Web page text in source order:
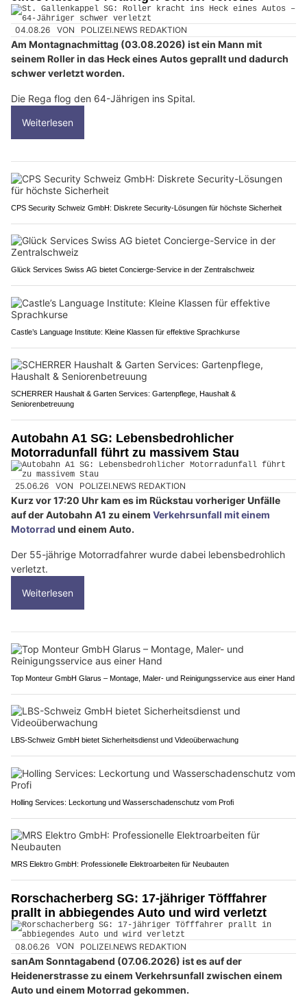
04.08.26 VON POLIZEI.NEWS REDAKTION
Am Montagnachmittag (03.08.2026) ist ein Mann mit
seinem Roller in das Heck eines Autos geprallt und dadurch
schwer verletzt worden.
Die Rega flog den 64-Jährigen ins Spital.
Weiterlesen
CPS Security Schweiz GmbH: Diskrete Security-Lösungen für höchste Sicherheit
Glück Services Swiss AG bietet Concierge-Service in der Zentralschweiz
Castle’s Language Institute: Kleine Klassen für effektive Sprachkurse
SCHERRER Haushalt & Garten Services: Gartenpflege, Haushalt &
Seniorenbetreuung
Autobahn A1 SG: Lebensbedrohlicher
Motorradunfall führt zu massivem Stau
25.06.26 VON POLIZEI.NEWS REDAKTION
Kurz vor 17:20 Uhr kam es im Rückstau vorheriger Unfälle
auf der Autobahn A1 zu einem Verkehrsunfall mit einem
Motorrad und einem Auto.
Der 55-jährige Motorradfahrer wurde dabei lebensbedrohlich
verletzt.
Weiterlesen
Top Monteur GmbH Glarus – Montage, Maler- und Reinigungsservice aus einer Hand
LBS-Schweiz GmbH bietet Sicherheitsdienst und Videoüberwachung
Holling Services: Leckortung und Wasserschadenschutz vom Profi
MRS Elektro GmbH: Professionelle Elektroarbeiten für Neubauten
Rorschacherberg SG: 17-jähriger Töfffahrer
prallt in abbiegendes Auto und wird verletzt
08.06.26 VON POLIZEI.NEWS REDAKTION
sanAm Sonntagabend (07.06.2026) ist es auf der
Heidenerstrasse zu einem Verkehrsunfall zwischen einem
Auto und einem Motorrad gekommen.